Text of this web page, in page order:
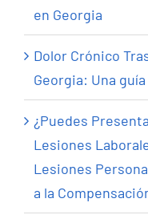
en Georgia
Dolor Crónico
Georgia: Una
¿Puedes
Lesiones
Lesiones
a la